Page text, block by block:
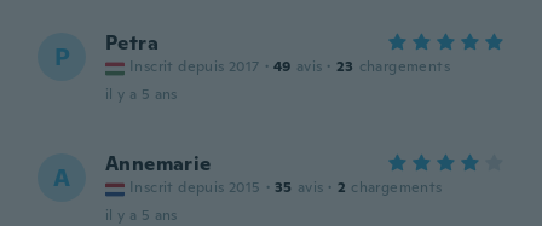
P Petra
Inscrit depuis 2017 · 49 avis · 23 chargements
il y a 5 ans
A Annemarie
Inscrit depuis 2015 · 35 avis · 2 chargements
il y a 5 ans